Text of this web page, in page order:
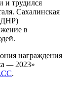
и трудился
Сахалинская
в
награждения
—2023»
.